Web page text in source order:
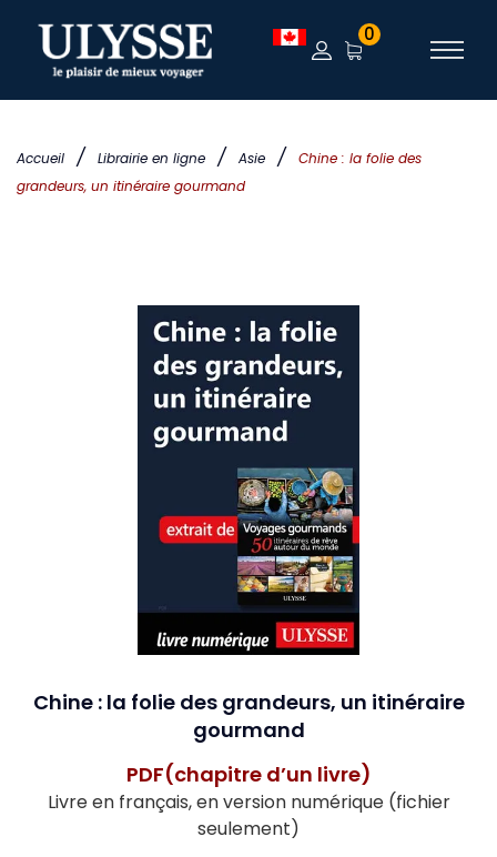
Accueil / Librairie en ligne / Asie /
Chine : la folie des
grandeurs, un itinéraire gourmand
0
Chine : la folie des grandeurs, un itinéraire
gourmand
PDF(chapitre d’un livre)
Livre en français, en version numérique (fichier
seulement)